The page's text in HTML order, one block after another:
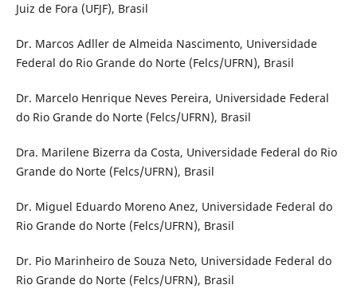
Juiz de Fora (UFJF), Brasil
Dr. Marcos Adller de Almeida Nascimento, Universidade
Federal do Rio Grande do Norte (Felcs/UFRN), Brasil
Dr. Marcelo Henrique Neves Pereira, Universidade Federal
do Rio Grande do Norte (Felcs/UFRN), Brasil
Dra. Marilene Bizerra da Costa, Universidade Federal do Rio
Grande do Norte (Felcs/UFRN), Brasil
Dr. Miguel Eduardo Moreno Anez, Universidade Federal do
Rio Grande do Norte (Felcs/UFRN), Brasil
Dr. Pio Marinheiro de Souza Neto, Universidade Federal do
Rio Grande do Norte (Felcs/UFRN), Brasil